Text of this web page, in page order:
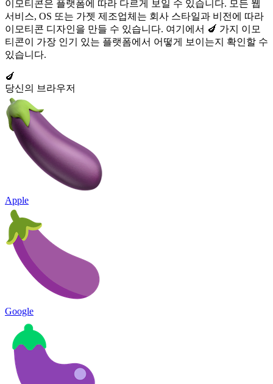
이모티콘은 플랫폼에 따라 다르게 보일 수 있습니다. 모든 웹
서비스, OS 또는 가젯 제조업체는 회사 스타일과 비전에 따라
이모티콘 디자인을 만들 수 있습니다. 여기에서 🍆 가지 이모
티콘이 가장 인기 있는 플랫폼에서 어떻게 보이는지 확인할 수
있습니다.
🍆
당신의 브라우저
Apple
Google